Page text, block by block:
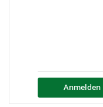
Anmelden